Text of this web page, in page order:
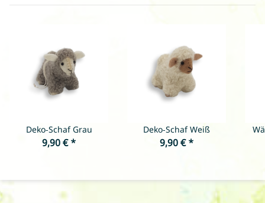
Deko-Schaf Grau
9,90 €*
Deko-Schaf Weiß
9,90 €*